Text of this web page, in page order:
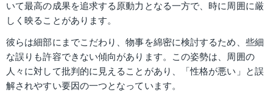
いて最高の成果を追求する原動力となる一方で、時に周囲に厳
しく映ることがあります。
彼らは細部にまでこだわり、物事を綿密に検討するため、些細
な誤りも許容できない傾向があります。この姿勢は、周囲の
人々に対して批判的に見えることがあり、「性格が悪い」と誤
解されやすい要因の一つとなっています。